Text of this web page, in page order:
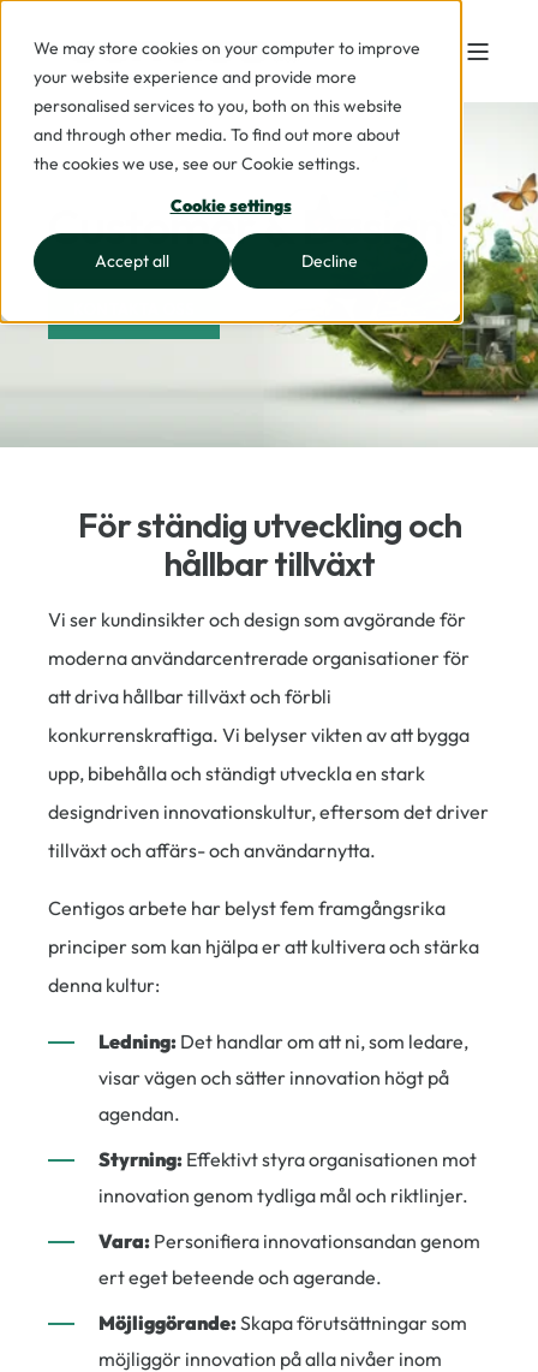
We may store cookies on your computer to improve
your website experience and provide more
personalised services to you, both on this website
and through other media. To find out more about
the cookies we use, see our Cookie settings.
Cookie settings
Accept all Decline
Customer & Design
För ständig utveckling och
hållbar tillväxt
Vi ser kundinsikter och design som avgörande för
moderna användarcentrerade organisationer för
att driva hållbar tillväxt och förbli
konkurrenskraftiga. Vi belyser vikten av att bygga
upp, bibehålla och ständigt utveckla en stark
designdriven innovationskultur, eftersom det driver
tillväxt och affärs- och användarnytta.
Centigos arbete har belyst fem framgångsrika
principer som kan hjälpa er att kultivera och stärka
denna kultur:
Ledning: Det handlar om att ni, som ledare,
visar vägen och sätter innovation högt på
agendan.
Styrning: Effektivt styra organisationen mot
innovation genom tydliga mål och riktlinjer.
Vara: Personifiera innovationsandan genom
ert eget beteende och agerande.
Möjliggörande:Skapa förutsättningar som
möjliggör innovation på alla nivåer inom